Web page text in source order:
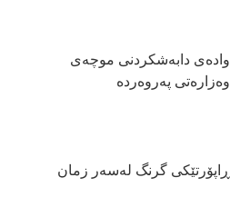
وادەی دابەشكردنی موچەی
وەزارەتی پەروەردە
ڕاپۆرتێكی گرنگ لەسەر زمان